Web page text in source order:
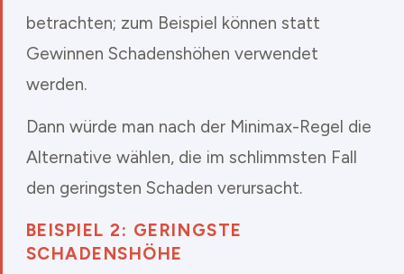
betrachten; zum Beispiel können statt
Gewinnen Schadenshöhen verwendet
werden.
Dann würde man nach der Minimax-Regel die
Alternative wählen, die im schlimmsten Fall
den geringsten Schaden verursacht.
BEISPIEL 2: GERINGSTE
SCHADENSHÖHE